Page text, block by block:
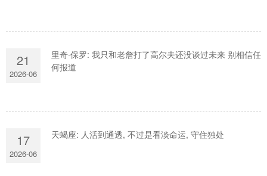
21
2026-06
里奇·保罗: 我只和老詹打了高尔夫还没谈过未来 别相信任
何报道
17
2026-06
天蝎座: 人活到通透, 不过是看淡命运, 守住独处